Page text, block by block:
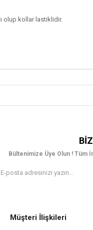
olup kollar lastiklidir.
Bültenimize Üye Olun ! Tüm
Müşteri İlişkileri